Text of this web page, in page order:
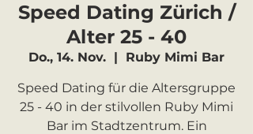
Speed Dating Zürich /
Alter 25 - 40
Do., 14. Nov.
  |
Ruby Mimi Bar
Speed Dating für die Altersgruppe
25 - 40 in der stilvollen Ruby Mimi
Bar im Stadtzentrum. Ein